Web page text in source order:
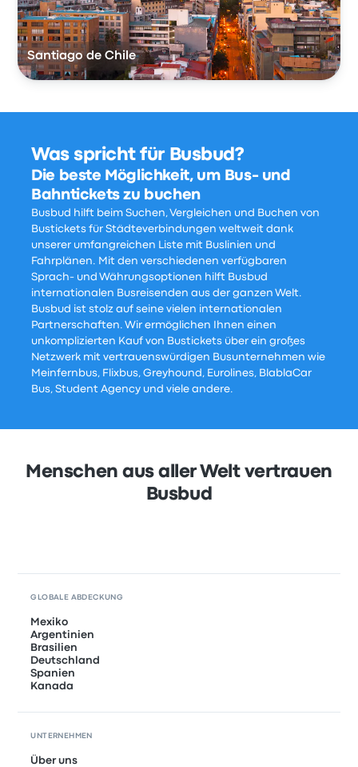
Santiago de Chile
Was spricht für Busbud?
Die beste Möglichkeit, um Bus- und
Bahntickets zu buchen
Busbud hilft beim Suchen, Vergleichen und Buchen von
Bustickets für Städteverbindungen weltweit dank
unserer umfangreichen Liste mit Buslinien und
Fahrplänen. Mit den verschiedenen verfügbaren
Sprach- und Währungsoptionen hilft Busbud
internationalen Busreisenden aus der ganzen Welt.
Busbud ist stolz auf seine vielen internationalen
Partnerschaften. Wir ermöglichen Ihnen einen
unkomplizierten Kauf von Bustickets über ein großes
Netzwerk mit vertrauenswürdigen Busunternehmen wie
Meinfernbus, Flixbus, Greyhound, Eurolines, BlablaCar
Bus, Student Agency und viele andere.
Menschen aus aller Welt vertrauen
Busbud
GLOBALE ABDECKUNG
Mexiko
Argentinien
Brasilien
Deutschland
Spanien
Kanada
UNTERNEHMEN
Über uns